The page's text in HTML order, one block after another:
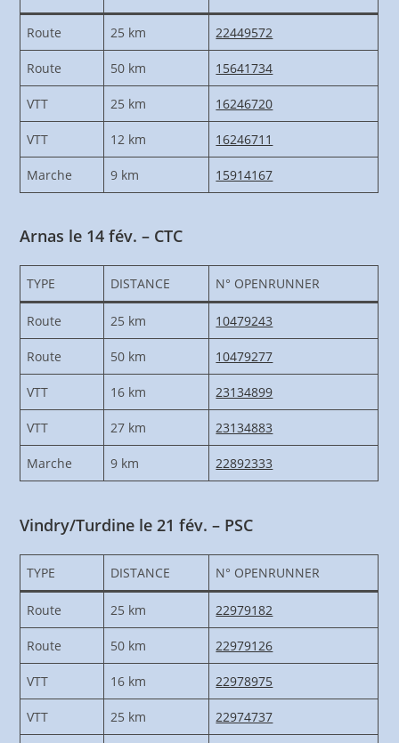
Route 25 km 22449572
Route 50 km 15641734
VTT 25 km 16246720
VTT 12 km 16246711
Marche 9 km 15914167
Arnas le 14 fév. – CTC
TYPE DISTANCE N° OPENRUNNER
Route 25 km 10479243
Route 50 km 10479277
VTT 16 km 23134899
VTT 27 km 23134883
Marche 9 km 22892333
Vindry/Turdine le 21 fév. – PSC
TYPE DISTANCE N° OPENRUNNER
Route 25 km 22979182
Route 50 km 22979126
VTT 16 km 22978975
VTT 25 km 22974737